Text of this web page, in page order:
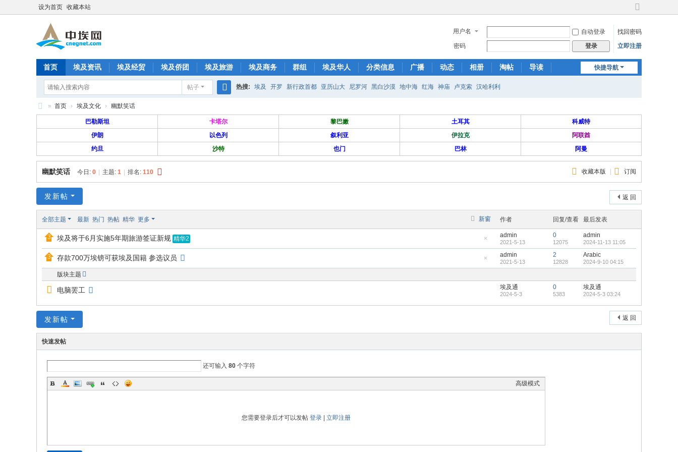
设为首页 收藏本站
切
到
宽
用户名 自动登录
找回密码
密码
登录 立即注册
快捷导航
首页 埃及资讯 埃及经贸 埃及侨团 埃及旅游 埃及商务 群组 埃及华人 分类信息 广播 动态 相册 淘帖
导读
帖子
索
热搜: 埃及 开罗 新行政首都 亚历山大 尼罗河 黑白沙漠 地中海 红海 神庙 卢克索 汉哈利利
华
人
络
家
！
» 首页 › 埃及文化 › 幽默笑话
巴勒斯坦 卡塔尔 黎巴嫩 土耳其
科威特
伊朗
以色列 叙利亚 伊拉克
阿联酋
约旦
沙特 也门 巴林 阿曼
收藏本版 订阅
幽默笑话 今日: 0 主题: 1 排名: 110
返 回
发新帖
新窗
全部主题 最新 热门 热帖 精华 更多 作者 回复/查看 最后发表
藏
置
帖
埃及将于6月实施5年期旅游签证新规 精华2
admin
2021-5-13
0
12075
admin
2024-11-13 11:05
藏
顶
存款700万埃镑可获埃及国籍 参选议员 admin
2021-5-13
2
12828
Arabic
2024-9-10 04:15
版块主题
电脑罢工 埃及通
2024-5-3
0
5383
埃及通
2024-5-3 03:24
返 回
发新帖
快速发帖
还可输入 80 个字符
高级模式
您需要登录后才可以发帖 登录 立即注册